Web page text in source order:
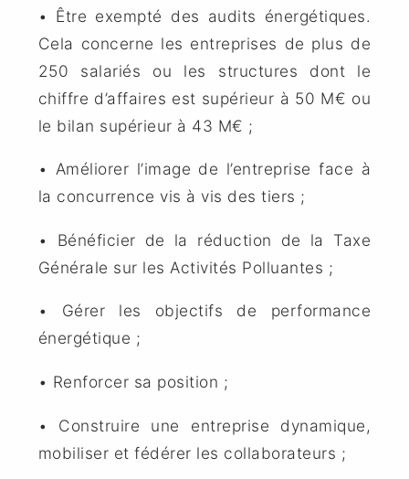
• Être exempté des audits énergétiques.
Cela concerne les entreprises de plus de
250 salariés ou les structures dont le
chiffre d’affaires est supérieur à 50 M€ ou
le bilan supérieur à 43 M€ ;
• Améliorer l’image de l’entreprise face à
la concurrence vis à vis des tiers ;
• Bénéficier de la réduction de la Taxe
Générale sur les Activités Polluantes ;
• Gérer les objectifs de performance
énergétique ;
• Renforcer sa position ;
• Construire une entreprise dynamique,
mobiliser et fédérer les collaborateurs ;